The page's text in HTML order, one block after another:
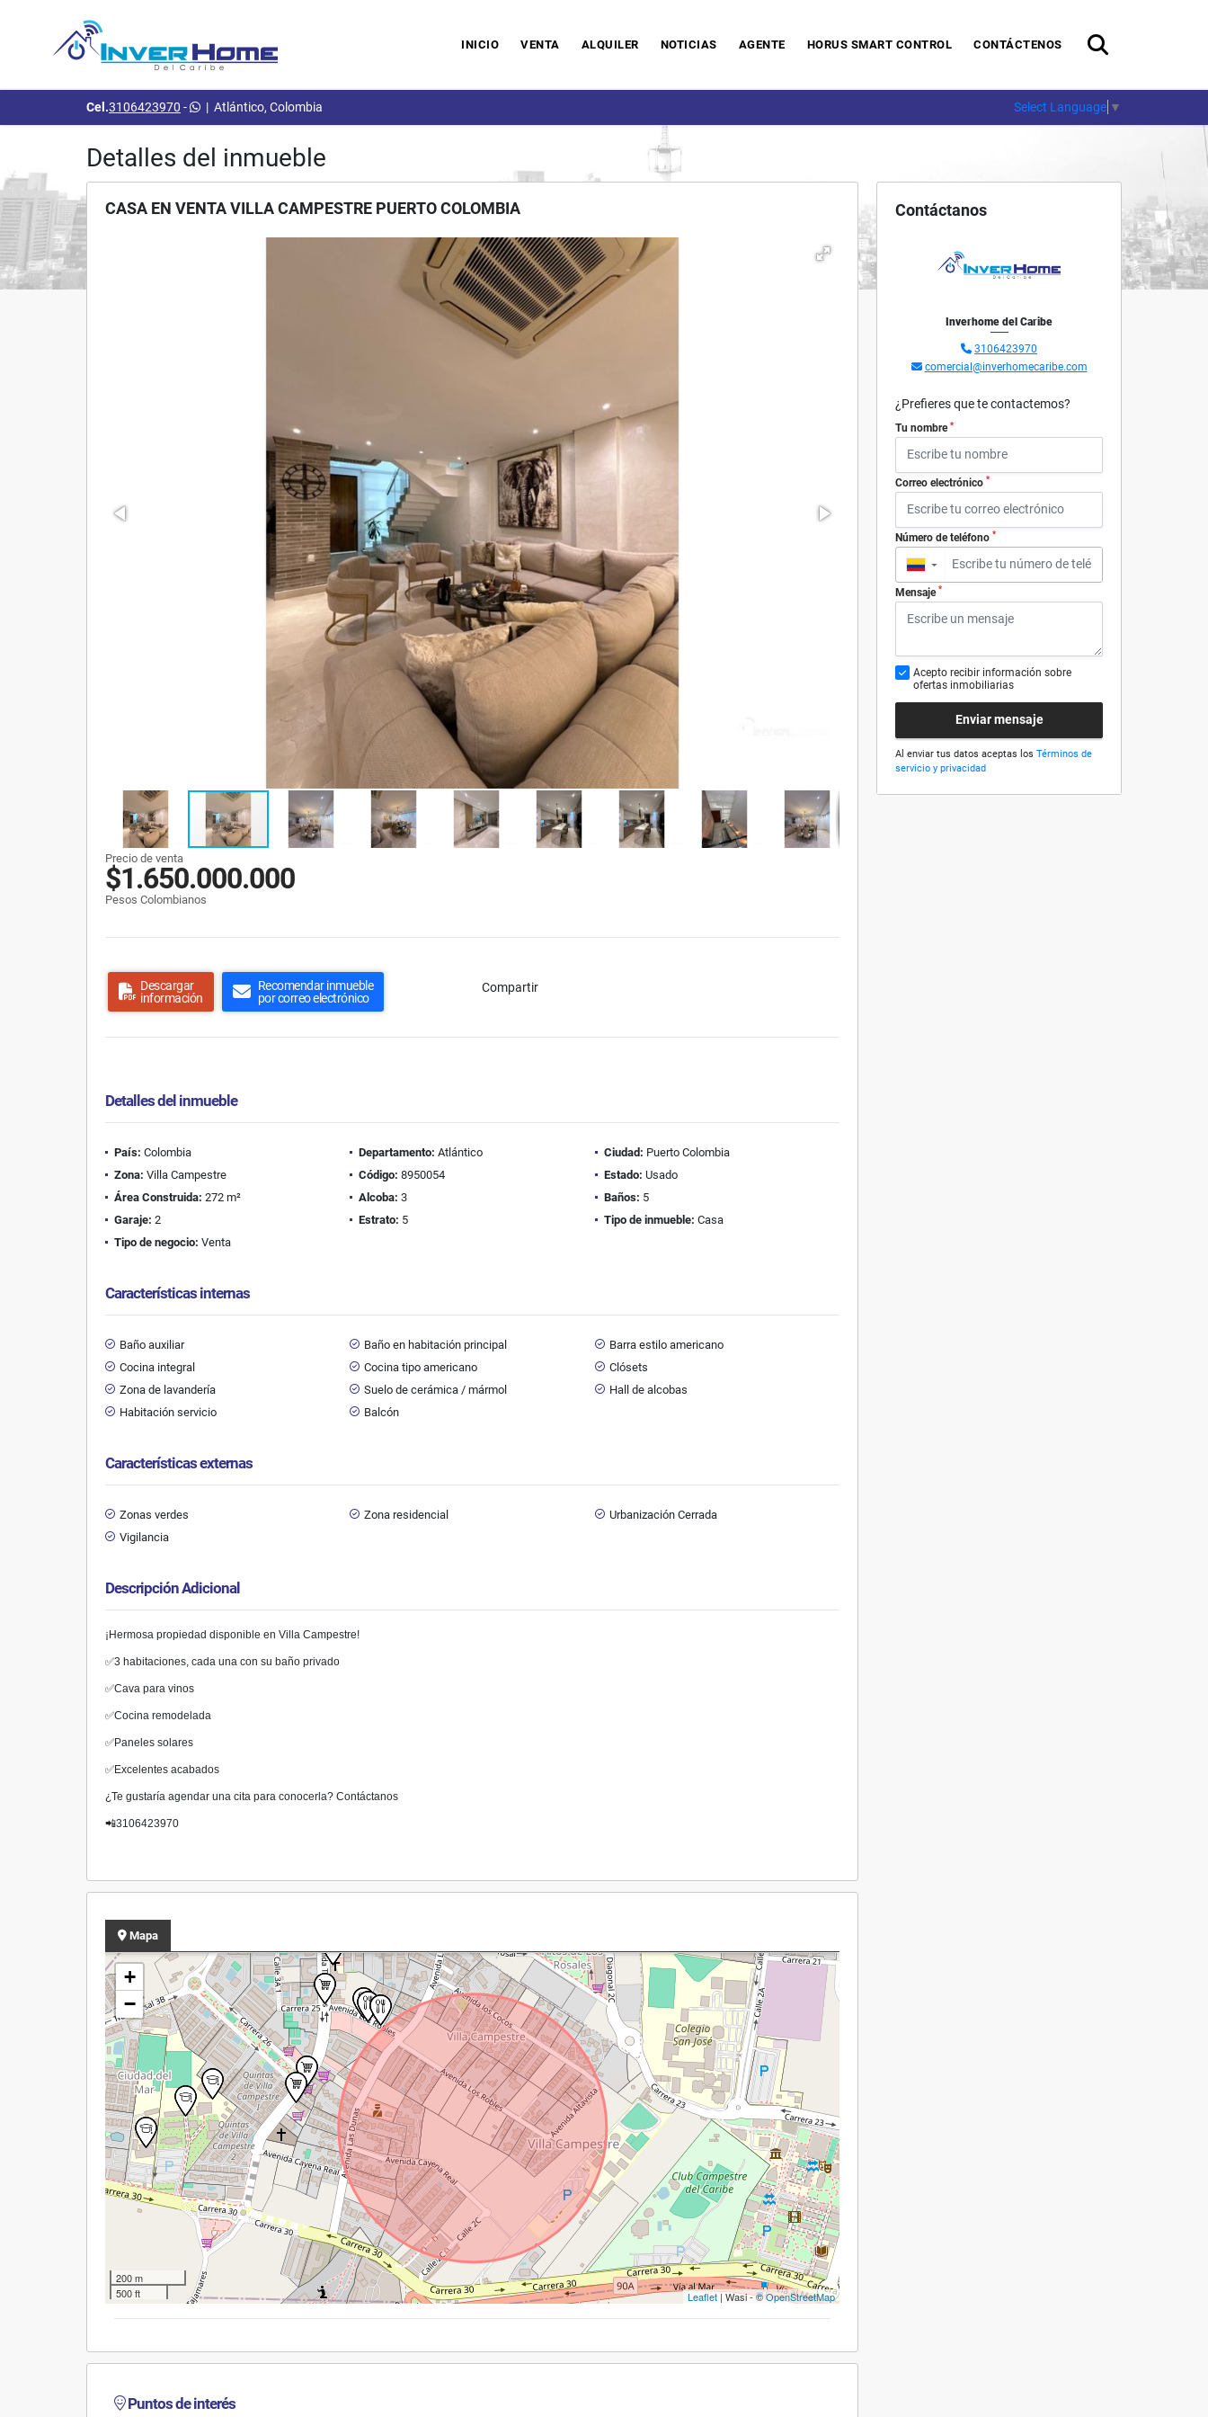
INICIO VENTA ALQUILER NOTICIAS AGENTE HORUS SMART CONTROL CONTÁCTENOS
Cel.3106423970 - | Atlántico, Colombia Select Language ▼
Detalles del inmueble
CASA EN VENTA VILLA CAMPESTRE PUERTO COLOMBIA
Precio de venta
$1.650.000.000
Pesos Colombianos
Descargar
información
Recomendar inmueble
por correo electrónico
Compartir
Detalles del inmueble
País: Colombia Departamento: Atlántico Ciudad: Puerto Colombia
Zona: Villa Campestre Código: 8950054 Estado: Usado
Área Construida: 272 m² Alcoba: 3 Baños: 5
Garaje: 2 Estrato: 5 Tipo de inmueble: Casa
Tipo de negocio: Venta
Características internas
Baño auxiliar Baño en habitación principal
Barra estilo americano
Cocina integral
Cocina tipo americano
Clósets
Zona de lavandería
Suelo de cerámica / mármol
Hall de alcobas
Habitación servicio
Balcón
Características externas
Zonas verdes Zona residencial
Urbanización Cerrada
Vigilancia
Descripción Adicional
¡Hermosa propiedad disponible en Villa Campestre!
✅3 habitaciones, cada una con su baño privado
✅Cava para vinos
✅Cocina remodelada
✅Paneles solares
✅Excelentes acabados
¿Te gustaría agendar una cita para conocerla? Contáctanos
📲3106423970
Mapa
+
−
200 m
500 ft
Leaflet| Wasi - ©OpenStreetMap
Puntos de interés
Contáctanos
Inverhome del Caribe
3106423970
comercial@inverhomecaribe.com
¿Prefieres que te contactemos?
Tu nombre *
Correo electrónico *
Número de teléfono *
▼
Mensaje *
Acepto recibir información sobre
ofertas inmobiliarias
Enviar mensaje
Al enviar tus datos aceptas los Términos de
servicio y privacidad